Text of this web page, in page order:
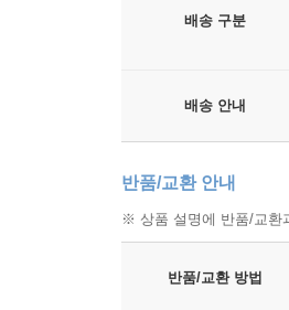
배송 구분
배송 안내
반품/교환 안내
※ 상품 설명에 반품/교환
반품/교환 방법